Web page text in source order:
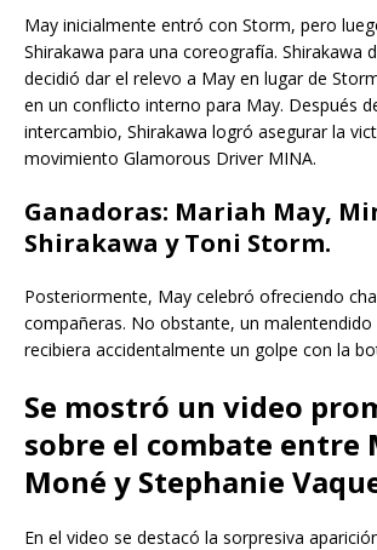
May inicialmente entró con Storm, pero
Shirakawa para una coreografía. Shirakawa
decidió dar el relevo a May en lugar de
en un conflicto interno para May. Después
intercambio, Shirakawa logró asegurar la
movimiento Glamorous Driver MINA.
Ganadoras: Mariah May,
Shirakawa y Toni Storm.
Posteriormente, May celebró ofreciendo
compañeras. No obstante, un
recibiera accidentalmente un golpe con la
Se mostró un video
sobre el combate entre
Moné y Stephanie
En el video se destacó la sorpresiva